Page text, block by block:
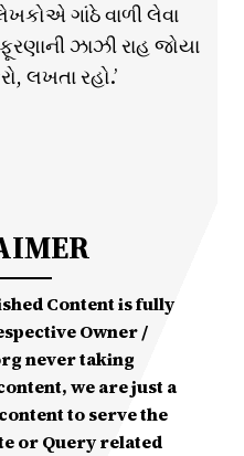
ગાંઠે વાળી લેવા
ઝાઝી રાહ જોયા
લખતા રહો.’
Content is fully
Owner /
never taking
we are just a
to serve the
or Query related